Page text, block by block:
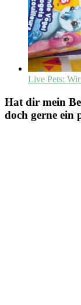
Live Pets:
Hat dir mein
doch gerne ein